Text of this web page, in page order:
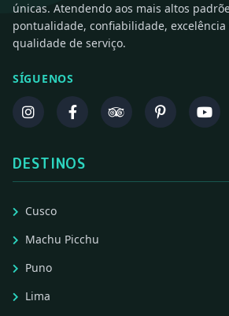
únicas. Atendendo aos mais altos
pontualidade, confiabilidade,
qualidade de serviço.
SÍGUENOS
DESTINOS
Cusco
Machu Picchu
Puno
Lima